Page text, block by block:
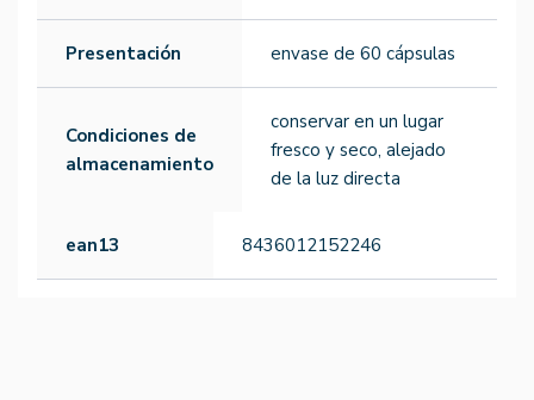
Presentación envase de 60 cápsulas
Condiciones de
almacenamiento
conservar en un lugar
fresco y seco, alejado
de la luz directa
ean13 8436012152246